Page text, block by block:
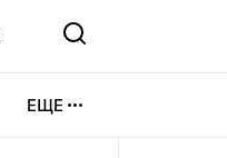
ЕЩЕ